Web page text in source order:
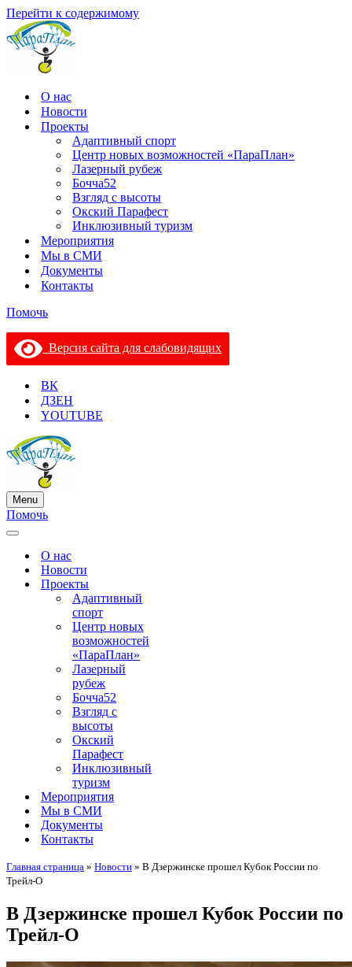
Перейти к содержимому
О нас
Новости
Проекты
Адаптивный спорт
Центр новых возможностей «ПараПлан»
Лазерный рубеж
Бочча52
Взгляд с высоты
Окский Парафест
Инклюзивный туризм
Мероприятия
Мы в СМИ
Документы
Контакты
Помочь
Версия сайта для слабовидящих
ВК
ДЗЕН
YOUTUBE
Menu
Меню
навигации
Помочь
Меню
навигацииО нас
Новости
Проекты
Адаптивный
спорт
Центр новых
возможностей
«ПараПлан»
Лазерный
рубеж
Бочча52
Взгляд с
высоты
Окский
Парафест
Инклюзивный
туризм
Мероприятия
Мы в СМИ
Документы
Контакты
Главная страница » Новости » В Дзержинске прошел Кубок России по
Трейл-О
В Дзержинске прошел Кубок России по
Трейл-О